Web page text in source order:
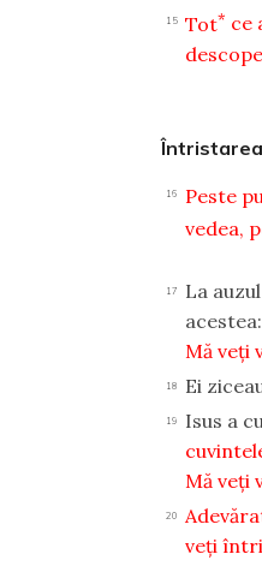
15 Tot* ce
16 Peste
vedea,
17
La
acestea:
Mă veţi
18 Ei
19 Isus a
Mă veţi
20
veţi